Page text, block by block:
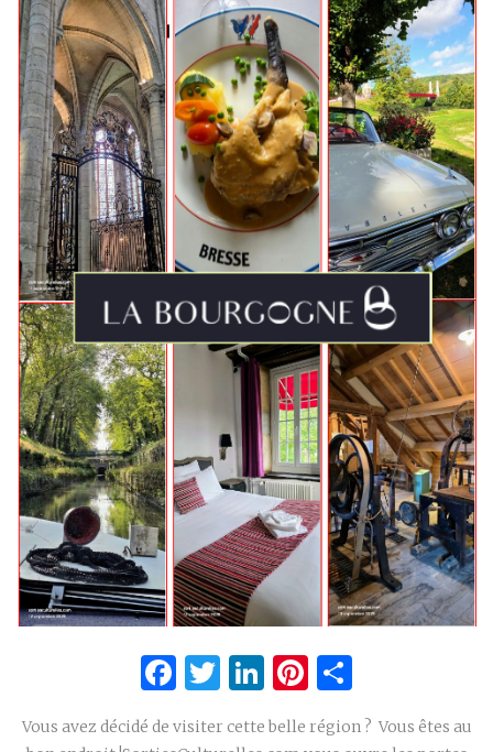
Facebook
Twitter
LinkedIn
Pinterest
Vous avez décidé de visiter cette belle région ? Vous êtes au